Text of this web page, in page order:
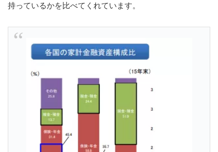
持っているかを比べてくれています。